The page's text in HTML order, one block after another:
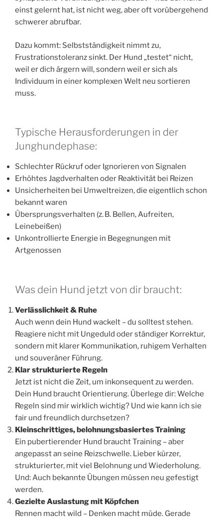
einst gelernt hat, ist nicht weg, aber oft vorübergehend
schwerer abrufbar.
Dazu kommt: Selbstständigkeit nimmt zu,
Frustrationstoleranz sinkt. Der Hund „testet“ nicht,
weil er dich ärgern will, sondern weil er sich als
Individuum in einer komplexen Welt neu sortieren
muss.
Typische Herausforderungen in der
Junghundephase:
Schlechter Rückruf oder Ignorieren von Signalen
Erhöhtes Jagdverhalten oder Reaktivität bei Reizen
Unsicherheiten bei Umweltreizen, die eigentlich schon
bekannt waren
Übersprungsverhalten (z. B. Bellen, Aufreiten,
Leinebeißen)
Unkontrollierte Energie in Begegnungen mit
Artgenossen
Was dein Hund jetzt von dir braucht:
Verlässlichkeit & Ruhe
Auch wenn dein Hund wackelt – du solltest stehen.
Reagiere nicht mit Ungeduld oder ständiger Korrektur,
sondern mit klarer Kommunikation, ruhigem Verhalten
und souveräner Führung.
Klar strukturierte Regeln
Jetzt ist nicht die Zeit, um inkonsequent zu werden.
Dein Hund braucht Orientierung. Überlege dir: Welche
Regeln sind mir wirklich wichtig? Und wie kann ich sie
fair und freundlich durchsetzen?
Kleinschrittiges, belohnungsbasiertes Training
Ein pubertierender Hund braucht Training – aber
angepasst an seine Reizschwelle. Lieber kürzer,
strukturierter, mit viel Belohnung und Wiederholung.
Und: Auch bekannte Übungen müssen neu gefestigt
werden.
Gezielte Auslastung mit Köpfchen
Rennen macht wild – Denken macht müde. Gerade